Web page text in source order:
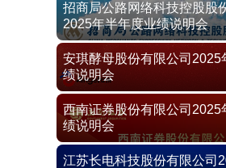
招商局公路网络科技控股股
2025年半年度业绩说明会
安琪酵母股份有限公司2025
绩说明会
西南证券股份有限公司2025
绩说明会
江苏长电科技股份有限公司